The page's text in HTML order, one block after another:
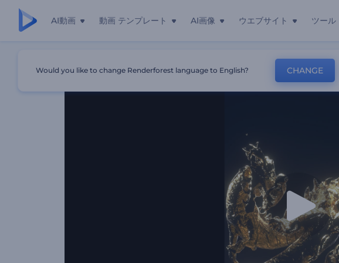
AI動画 動画 テンプレート AI画像 ウエブサイト ツール
Would you like to change Renderforest language to English? CHANGE